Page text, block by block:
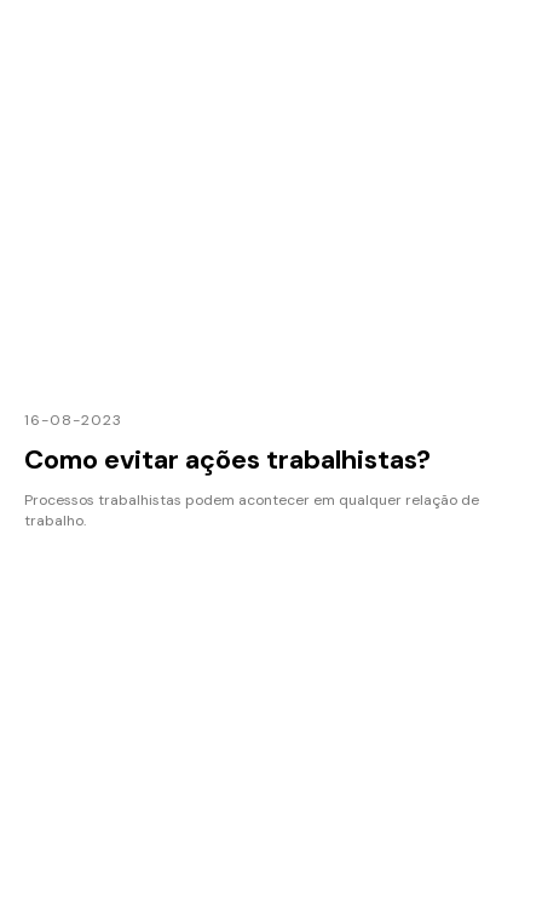
16-08-2023
Como evitar ações trabalhistas?
Processos trabalhistas podem acontecer em qualquer relação de
trabalho.